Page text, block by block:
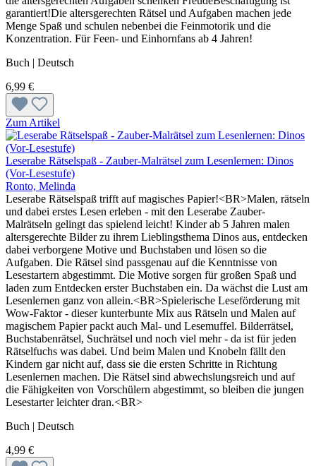
garantiert!Die altersgerechten Rätsel und Aufgaben machen jede
Menge Spaß und schulen nebenbei die Feinmotorik und die
Konzentration. Für Feen- und Einhornfans ab 4 Jahren!
Buch | Deutsch
6,99 €
Zum Artikel
Leserabe Rätselspaß - Zauber-Malrätsel zum Lesenlernen: Dinos
(Vor-Lesestufe)
Ronto, Melinda
Leserabe Rätselspaß trifft auf magisches Papier!<BR>Malen, rätseln
und dabei erstes Lesen erleben - mit den Leserabe Zauber-
Malrätseln gelingt das spielend leicht! Kinder ab 5 Jahren malen
altersgerechte Bilder zu ihrem Lieblingsthema Dinos aus, entdecken
dabei verborgene Motive und Buchstaben und lösen so die
Aufgaben. Die Rätsel sind passgenau auf die Kenntnisse von
Lesestartern abgestimmt. Die Motive sorgen für großen Spaß und
laden zum Entdecken erster Buchstaben ein. Da wächst die Lust am
Lesenlernen ganz von allein.<BR>Spielerische Leseförderung mit
Wow-Faktor - dieser kunterbunte Mix aus Rätseln und Malen auf
magischem Papier packt auch Mal- und Lesemuffel. Bilderrätsel,
Buchstabenrätsel, Suchrätsel und noch viel mehr - da ist für jeden
Rätselfuchs was dabei. Und beim Malen und Knobeln fällt den
Kindern gar nicht auf, dass sie die ersten Schritte in Richtung
Lesenlernen machen. Die Rätsel sind abwechslungsreich und auf
die Fähigkeiten von Vorschülern abgestimmt, so bleiben die jungen
Lesestarter leichter dran.<BR>
Buch | Deutsch
4,99 €